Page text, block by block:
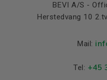
BEVI A/S -
Herstedvang 10
Mail:
Tel: +45